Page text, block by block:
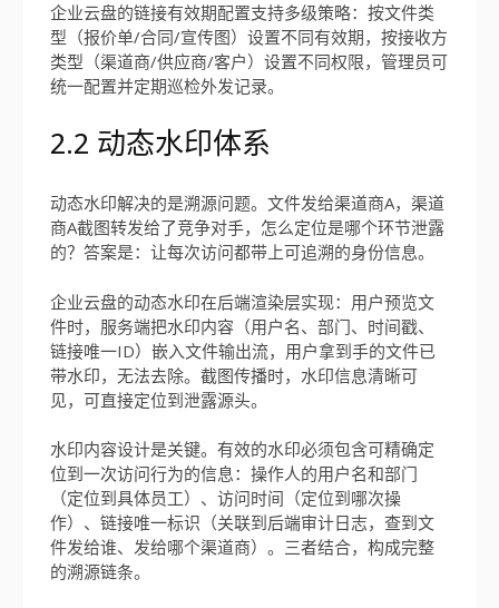
企业云盘的链接有效期配置支持多级策略：按文件类
型（报价单/合同/宣传图）设置不同有效期，按接收方
类型（渠道商/供应商/客户）设置不同权限，管理员可
统一配置并定期巡检外发记录。
2.2 动态水印体系
动态水印解决的是溯源问题。文件发给渠道商A，渠道
商A截图转发给了竞争对手，怎么定位是哪个环节泄露
的？答案是：让每次访问都带上可追溯的身份信息。
企业云盘的动态水印在后端渲染层实现：用户预览文
件时，服务端把水印内容（用户名、部门、时间戳、
链接唯一ID）嵌入文件输出流，用户拿到手的文件已
带水印，无法去除。截图传播时，水印信息清晰可
见，可直接定位到泄露源头。
水印内容设计是关键。有效的水印必须包含可精确定
位到一次访问行为的信息：操作人的用户名和部门
（定位到具体员工）、访问时间（定位到哪次操
作）、链接唯一标识（关联到后端审计日志，查到文
件发给谁、发给哪个渠道商）。三者结合，构成完整
的溯源链条。